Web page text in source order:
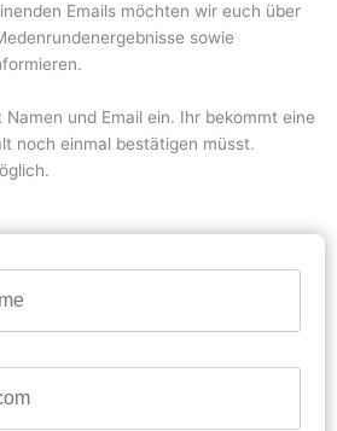
Emails möchten wir euch über
sowie
und Email ein. Ihr bekommt eine
noch einmal bestätigen müsst.